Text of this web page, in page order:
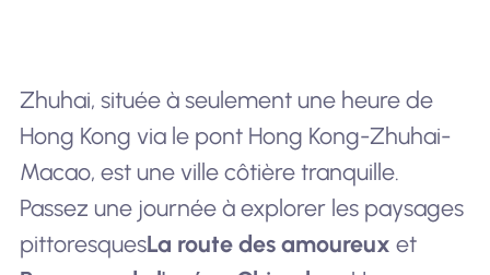
Zhuhai, située à seulement une heure de
Hong Kong via le pont Hong Kong-Zhuhai-
Macao, est une ville côtière tranquille.
Passez une journée à explorer les paysages
pittoresquesLa route des amoureux et